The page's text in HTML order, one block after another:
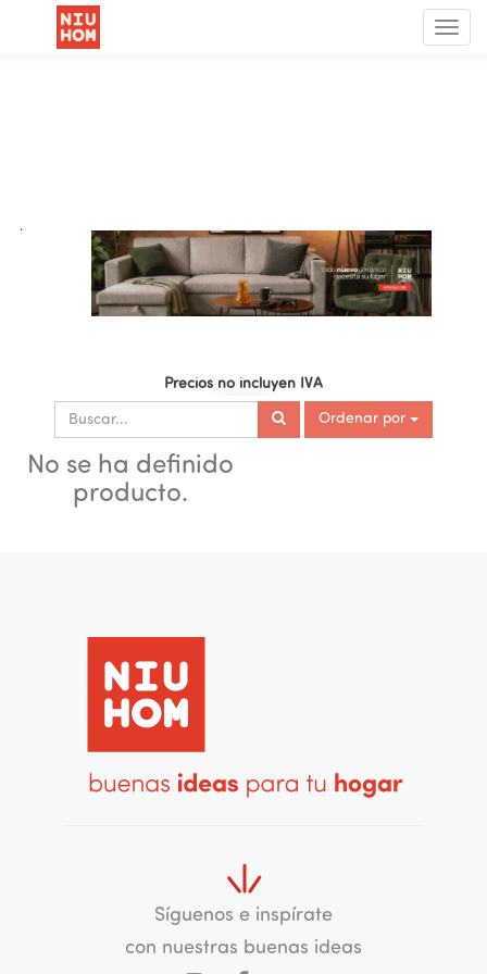
Menú
de
.
Precios no incluyen IVA
Ordenar por
No se ha definido
producto.
Síguenos e inspírate
con nuestras buenas ideas